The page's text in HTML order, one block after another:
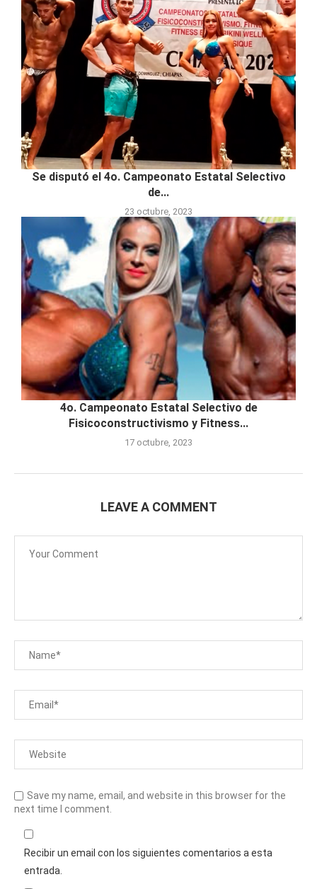
Se disputó el 4o. Campeonato Estatal Selectivo
de...
23 octubre, 2023
4o. Campeonato Estatal Selectivo de
Fisicoconstructivismo y Fitness...
17 octubre, 2023
LEAVE A COMMENT
Save my name, email, and website in this browser for the
next time I comment.
Recibir un email con los siguientes comentarios a esta
entrada.